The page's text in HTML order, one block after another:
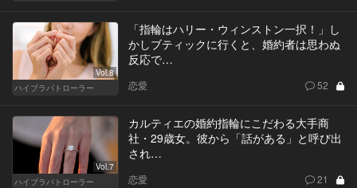
Vol.8
ハイブラパトローラー
「指輪はハリー・ウィンストン一択！」し
かしブティックに行くと、婚約者は思わぬ
反応で…
恋愛 52
Vol.7
ハイブラパトローラー
カルティエの婚約指輪にこだわる大手商
社・29歳女。彼から「話がある」と呼び出
され…
恋愛 21